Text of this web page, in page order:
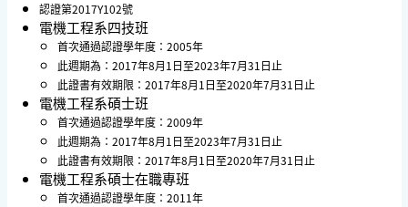
認證第2017Y102號
電機工程系四技班
首次通過認證學年度：2005年
此週期為：2017年8月1日至2023年7月31日止
此證書有效期限：2017年8月1日至2020年7月31日止
電機工程系碩士班
首次通過認證學年度：2009年
此週期為：2017年8月1日至2023年7月31日止
此證書有效期限：2017年8月1日至2020年7月31日止
電機工程系碩士在職專班
首次通過認證學年度：2011年